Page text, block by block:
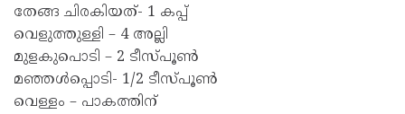
തേങ്ങ ചിരകിയത്- 1 കപ്പ്
വെളുത്തുള്ളി – 4 അല്ലി
മുളകുപൊടി – 2 ടീസ്പൂൺ
മഞ്ഞൾപ്പൊടി- 1/2 ടീസ്പൂൺ
വെള്ളം – പാകത്തിന്